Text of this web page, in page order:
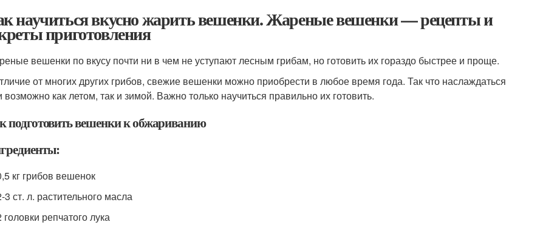
научиться вкусно жарить вешенки. Жареные вешенки — рецепты и
приготовления
вешенки по вкусу почти ни в чем не уступают лесным грибам, но готовить их гораздо быстрее и проще.
от многих других грибов, свежие вешенки можно приобрести в любое время года. Так что наслаждаться
возможно как летом, так и зимой. Важно только научиться правильно их готовить.
подготовить вешенки к обжариванию
кг грибов вешенок
3 ст. л. растительного масла
головки репчатого лука